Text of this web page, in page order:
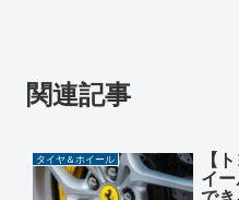
関連記事
タイヤ＆ホイール 【
イ